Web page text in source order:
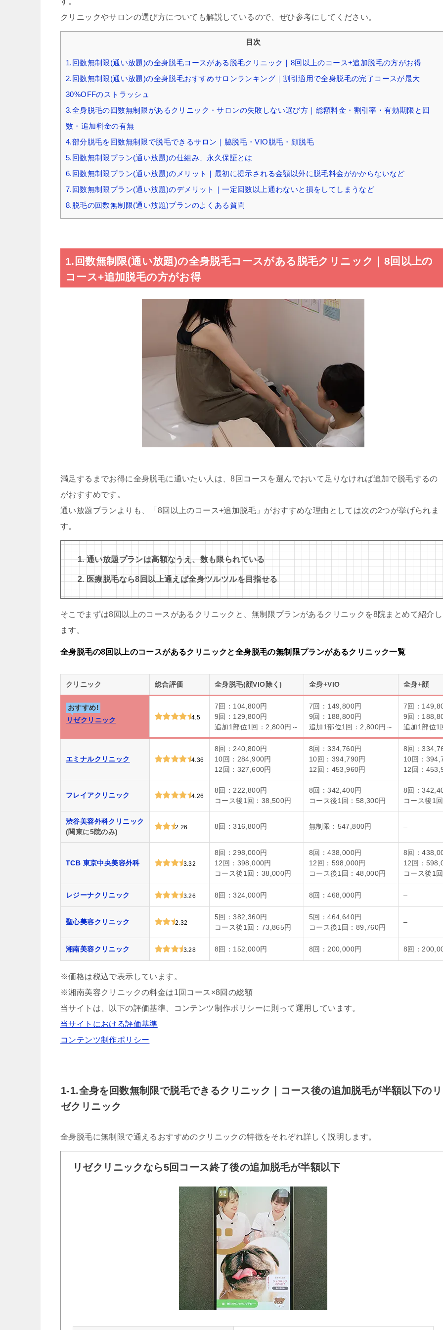
クリニックやサロンの選び方についても解説しているので、ぜひ参考にしてください。
目次
1.回数無制限(通い放題)の全身脱毛コースがある脱毛クリニック｜8回以上のコース+追加脱毛の方がお得
2.回数無制限(通い放題)の全身脱毛おすすめサロンランキング｜割引適用で全身脱毛の完了コースが最大
30%OFFのストラッシュ
3.全身脱毛の回数無制限があるクリニック・サロンの失敗しない選び方｜総額料金・割引率・有効期限と回
数・追加料金の有無
4.部分脱毛を回数無制限で脱毛できるサロン｜脇脱毛・VIO脱毛・顔脱毛
5.回数無制限プラン(通い放題)の仕組み、永久保証とは
6.回数無制限プラン(通い放題)のメリット｜最初に提示される金額以外に脱毛料金がかからないなど
7.回数無制限プラン(通い放題)のデメリット｜一定回数以上通わないと損をしてしまうなど
8.脱毛の回数無制限(通い放題)プランのよくある質問
1.回数無制限(通い放題)の全身脱毛コースがある脱毛クリニック｜8回以上の
コース+追加脱毛の方がお得
満足するまでお得に全身脱毛に通いたい人は、8回コースを選んでおいて足りなければ追加で脱毛するの
がおすすめです。
通い放題プランよりも、「8回以上のコース+追加脱毛」がおすすめな理由としては次の2つが挙げられま
す。
通い放題プランは高額なうえ、数も限られている
医療脱毛なら8回以上通えば全身ツルツルを目指せる
そこでまずは8回以上のコースがあるクリニックと、無制限プランがあるクリニックを8院まとめて紹介し
ます。
全身脱毛の8回以上のコースがあるクリニックと全身脱毛の無制限プランがあるクリニック一覧
クリニック 総合評価 全身脱毛(顔VIO除く) 全身+VIO 全身+顔
おすすめ!
リゼクリニック
4.5
7回：104,800円
9回：129,800円
追加1部位1回：2,800円～
7回：149,800円
9回：188,800円
追加1部位1回：2,800円～
7回：
9回：
追加1部位1
エミナルクリニック 4.36
8回：240,800円
10回：284,900円
12回：327,600円
8回：334,760円
10回：394,790円
12回：453,960円
8回：
10回：
12回：
フレイアクリニック 4.26
8回：222,800円
コース後1回：38,500円
8回：342,400円
コース後1回：58,300円
8回：
コース後1
渋谷美容外科クリニック
(関東に5院のみ)
2.26 8回：316,800円 無制限：547,800円 –
TCB 東京中央美容外科 3.32
8回：298,000円
12回：398,000円
コース後1回：38,000円
8回：438,000円
12回：598,000円
コース後1回：48,000円
8回：
12回：
コース後1
レジーナクリニック 3.26 8回：324,000円 8回：468,000円 –
聖心美容クリニック 2.32
5回：382,360円
コース後1回：73,865円
5回：464,640円
コース後1回：89,760円
–
湘南美容クリニック 3.28 8回：152,000円 8回：200,000円 8回：
※価格は税込で表示しています。
※湘南美容クリニックの料金は1回コース×8回の総額
当サイトは、以下の評価基準、コンテンツ制作ポリシーに則って運用しています。
当サイトにおける評価基準
コンテンツ制作ポリシー
1-1.全身を回数無制限で脱毛できるクリニック｜コース後の追加脱毛が半額以下のリ
ゼクリニック
全身脱毛に無制限で通えるおすすめのクリニックの特徴をそれぞれ詳しく説明します。
リゼクリニックなら5回コース終了後の追加脱毛が半額以下